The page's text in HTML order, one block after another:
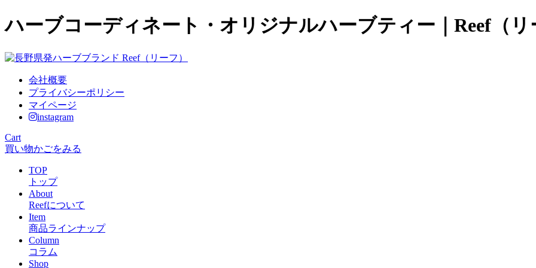
ハーブコーディネート・オリジナルハーブティー｜Reef（リ
会社概要
プライバシーポリシー
マイページ
instagram
Cart
買い物かごをみる
TOP
トップ
About
Reefについて
Item
商品ラインナップ
Column
コラム
Shop